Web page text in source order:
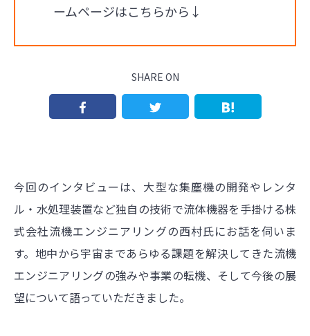
ームページはこちらから↓
SHARE ON
今回のインタビューは、大型な集塵機の開発やレンタ
ル・水処理装置など独自の技術で流体機器を手掛ける株
式会社流機エンジニアリングの西村氏にお話を伺いま
す。地中から宇宙まであらゆる課題を解決してきた流機
エンジニアリングの強みや事業の転機、そして今後の展
望について語っていただきました。